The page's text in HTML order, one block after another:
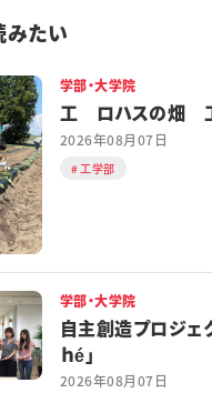
みたい
学部・大学院
工 ロハスの畑
2026年08月07日
工学部
学部・大学院
自主創造プロジェ
ｈé」
2026年08月07日